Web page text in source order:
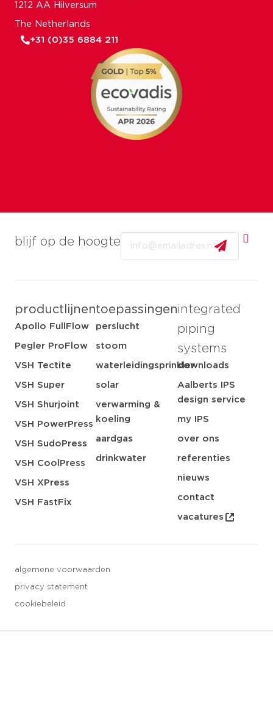
blijf op de hoogte
productlijnen
Apollo FullFlow
Pegler ProFlow
VSH Tectite
VSH Super
VSH Shurjoint
VSH PowerPress
VSH SudoPress
VSH CoolPress
VSH XPress
VSH FastFix
toepassingen
perslucht
stoom
waterleidingsprinkler
solar
verwarming &
koeling
aardgas
drinkwater
integrated
piping
systems
downloads
Aalberts IPS
design service
my IPS
over ons
referenties
nieuws
contact
vacatures
algemene voorwaarden
privacy statement
cookiebeleid
1212 AA Hilversum
The Netherlands
+31 (0)35 6884 211